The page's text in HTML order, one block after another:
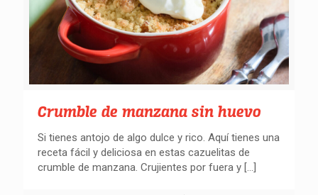
Crumble de manzana sin huevo
Si tienes antojo de algo dulce y rico. Aquí tienes una
receta fácil y deliciosa en estas cazuelitas de
crumble de manzana. Crujientes por fuera y […]